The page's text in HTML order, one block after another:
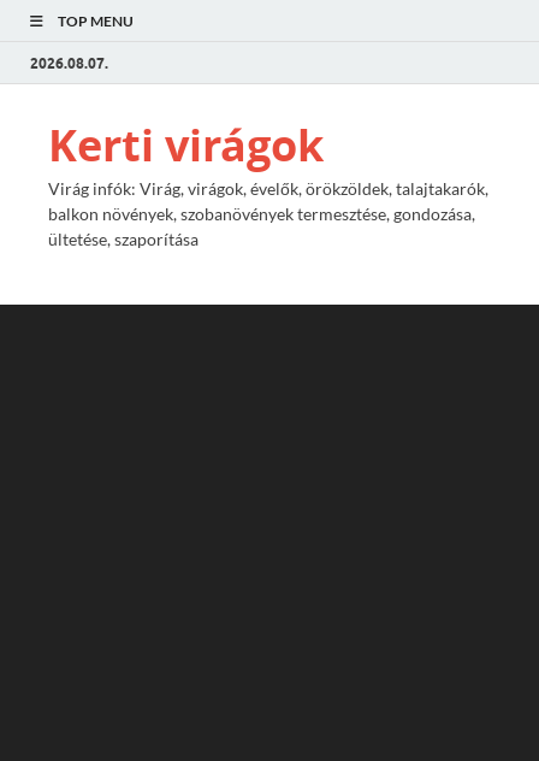
TOP MENU
2026.08.07.
Kerti virágok
Virág infók: Virág, virágok, évelők, örökzöldek, talajtakarók,
balkon növények, szobanövények termesztése, gondozása,
ültetése, szaporítása